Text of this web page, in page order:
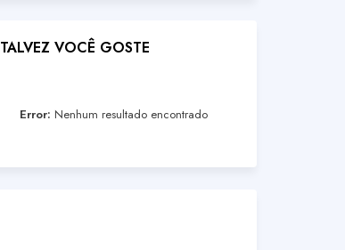
TALVEZ VOCÊ GOSTE
Error: Nenhum resultado encontrado